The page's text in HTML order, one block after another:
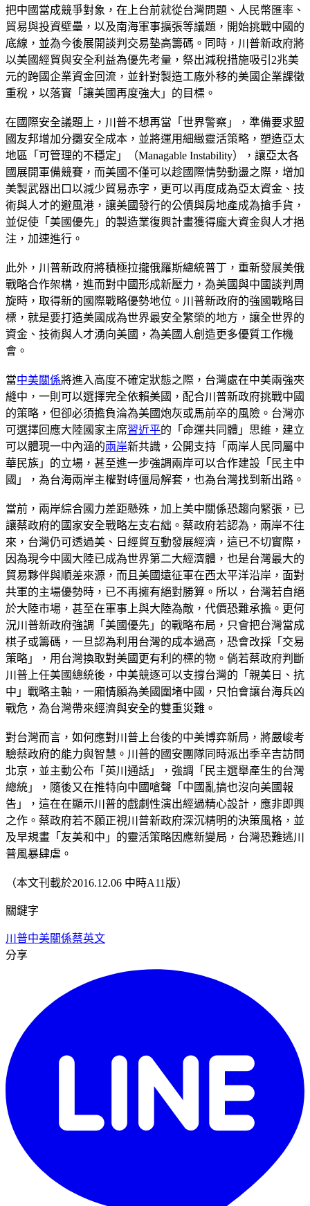
把中國當成競爭對象，在上台前就從台灣問題、人民幣匯率、
貿易與投資壁壘，以及南海軍事擴張等議題，開始挑戰中國的
底線，並為今後展開談判交易墊高籌碼。同時，川普新政府將
以美國經貿與安全利益為優先考量，祭出減稅措施吸引2兆美
元的跨國企業資金回流，並針對製造工廠外移的美國企業課徵
重稅，以落實「讓美國再度強大」的目標。
在國際安全議題上，川普不想再當「世界警察」，準備要求盟
國友邦增加分攤安全成本，並將運用細緻靈活策略，塑造亞太
地區「可管理的不穩定」（Managable Instability），讓亞太各
國展開軍備競賽，而美國不僅可以趁國際情勢動盪之際，增加
美製武器出口以減少貿易赤字，更可以再度成為亞太資金、技
術與人才的避風港，讓美國發行的公債與房地產成為搶手貨，
並促使「美國優先」的製造業復興計畫獲得龐大資金與人才挹
注，加速進行。
此外，川普新政府將積極拉攏俄羅斯總統普丁，重新發展美俄
戰略合作架構，進而對中國形成新壓力，為美國與中國談判周
旋時，取得新的國際戰略優勢地位。川普新政府的強國戰略目
標，就是要打造美國成為世界最安全繁榮的地方，讓全世界的
資金、技術與人才湧向美國，為美國人創造更多優質工作機
會。
當中美關係將進入高度不確定狀態之際，台灣處在中美兩強夾
縫中，一則可以選擇完全依賴美國，配合川普新政府挑戰中國
的策略，但卻必須擔負淪為美國炮灰或馬前卒的風險。台灣亦
可選擇回應大陸國家主席習近平的「命運共同體」思維，建立
可以體現一中內涵的兩岸新共識，公開支持「兩岸人民同屬中
華民族」的立場，甚至進一步強調兩岸可以合作建設「民主中
國」，為台海兩岸主權對峙僵局解套，也為台灣找到新出路。
當前，兩岸綜合國力差距懸殊，加上美中關係恐趨向緊張，已
讓蔡政府的國家安全戰略左支右絀。蔡政府若認為，兩岸不往
來，台灣仍可透過美、日經貿互動發展經濟，這已不切實際，
因為現今中國大陸已成為世界第二大經濟體，也是台灣最大的
貿易夥伴與順差來源，而且美國遠征軍在西太平洋沿岸，面對
共軍的主場優勢時，已不再擁有絕對勝算。所以，台灣若自絕
於大陸市場，甚至在軍事上與大陸為敵，代價恐難承擔。更何
況川普新政府強調「美國優先」的戰略布局，只會把台灣當成
棋子或籌碼，一旦認為利用台灣的成本過高，恐會改採「交易
策略」，用台灣換取對美國更有利的標的物。倘若蔡政府判斷
川普上任美國總統後，中美競逐可以支撐台灣的「親美日、抗
中」戰略主軸，一廂情願為美國圍堵中國，只怕會讓台海兵凶
戰危，為台灣帶來經濟與安全的雙重災難。
對台灣而言，如何應對川普上台後的中美博弈新局，將嚴峻考
驗蔡政府的能力與智慧。川普的國安團隊同時派出季辛吉訪問
北京，並主動公布「英川通話」，強調「民主選舉產生的台灣
總統」，隨後又在推特向中國嗆聲「中國亂搞也沒向美國報
告」，這在在顯示川普的戲劇性演出經過精心設計，應非即興
之作。蔡政府若不願正視川普新政府深沉精明的決策風格，並
及早規畫「友美和中」的靈活策略因應新變局，台灣恐難逃川
普風暴肆虐。
（本文刊載於2016.12.06 中時A11版）
關鍵字
川普中美關係蔡英文
分享